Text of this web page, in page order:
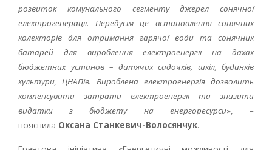
розвиток комунального сегменту джерел сонячної
електрогенерації. Передусім це встановлення сонячних
колекторів для отримання гарячої води та сонячних
батарей для вироблення електроенергії на дахах
бюджетних установ – дитячих садочків, шкіл, будинків
культури, ЦНАПів. Вироблена електроенергія дозволить
компенсувати затрати електроенергії та знизити
видатки з бюджету на енергоресурси», –
пояснила Оксана Станкевич-Волосянчук.